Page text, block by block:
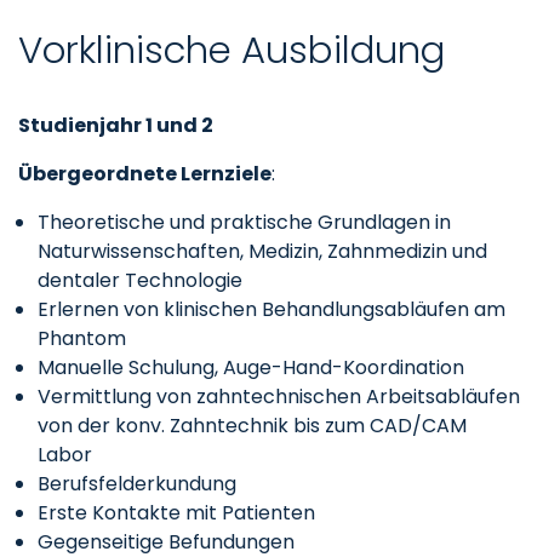
Vorklinische Ausbildung
Studienjahr 1 und 2
Übergeordnete Lernziele:
Theoretische und praktische Grundlagen in
Naturwissenschaften, Medizin, Zahnmedizin und
dentaler Technologie
Erlernen von klinischen Behandlungsabläufen am
Phantom
Manuelle Schulung, Auge-Hand-Koordination
Vermittlung von zahntechnischen Arbeitsabläufen
von der konv. Zahntechnik bis zum CAD/CAM
Labor
Berufsfelderkundung
Erste Kontakte mit Patienten
Gegenseitige Befundungen